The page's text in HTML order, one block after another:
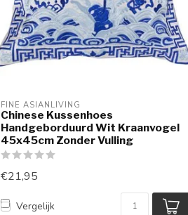
FINE ASIANLIVING
Chinese Kussenhoes
Handgeborduurd Wit Kraanvogel
45x45cm Zonder Vulling
€21,95
Vergelijk